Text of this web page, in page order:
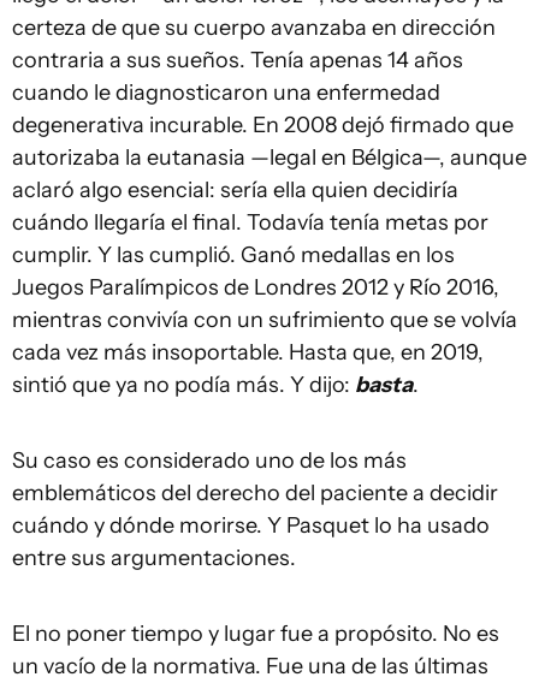
certeza de que su cuerpo avanzaba en dirección
contraria a sus sueños. Tenía apenas 14 años
cuando le diagnosticaron una enfermedad
degenerativa incurable. En 2008 dejó firmado que
autorizaba la eutanasia —legal en Bélgica—, aunque
aclaró algo esencial: sería ella quien decidiría
cuándo llegaría el final. Todavía tenía metas por
cumplir. Y las cumplió. Ganó medallas en los
Juegos Paralímpicos de Londres 2012 y Río 2016,
mientras convivía con un sufrimiento que se volvía
cada vez más insoportable. Hasta que, en 2019,
sintió que ya no podía más. Y dijo: basta.
Su caso es considerado uno de los más
emblemáticos del derecho del paciente a decidir
cuándo y dónde morirse. Y Pasquet lo ha usado
entre sus argumentaciones.
El no poner tiempo y lugar fue a propósito. No es
un vacío de la normativa. Fue una de las últimas